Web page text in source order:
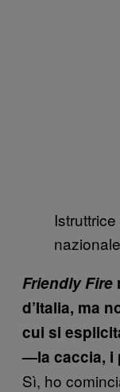
Friendly Fire
d’Italia, ma
cui si
—la caccia, i
Sì, ho